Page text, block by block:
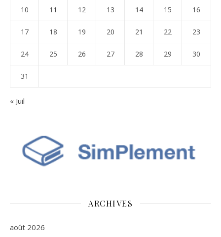
10 11 12 13 14 15 16
17 18 19 20 21 22 23
24 25 26 27 28 29 30
31
« Juil
ARCHIVES
août 2026